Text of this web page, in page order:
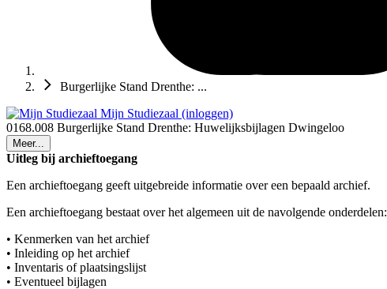
Burgerlijke Stand Drenthe: ...
Mijn Studiezaal (inloggen)
0168.008 Burgerlijke Stand Drenthe: Huwelijksbijlagen Dwingeloo
Meer...
Uitleg bij archieftoegang
Een archieftoegang geeft uitgebreide informatie over een bepaald archief.
Een archieftoegang bestaat over het algemeen uit de navolgende onderdelen:
• Kenmerken van het archief
• Inleiding op het archief
• Inventaris of plaatsingslijst
• Eventueel bijlagen